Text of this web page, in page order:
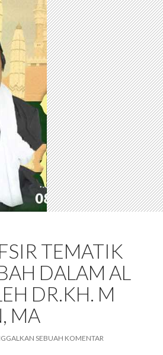
TEMATIK
DALAM AL
DR.KH. M
MA
SEBUAH KOMENTAR